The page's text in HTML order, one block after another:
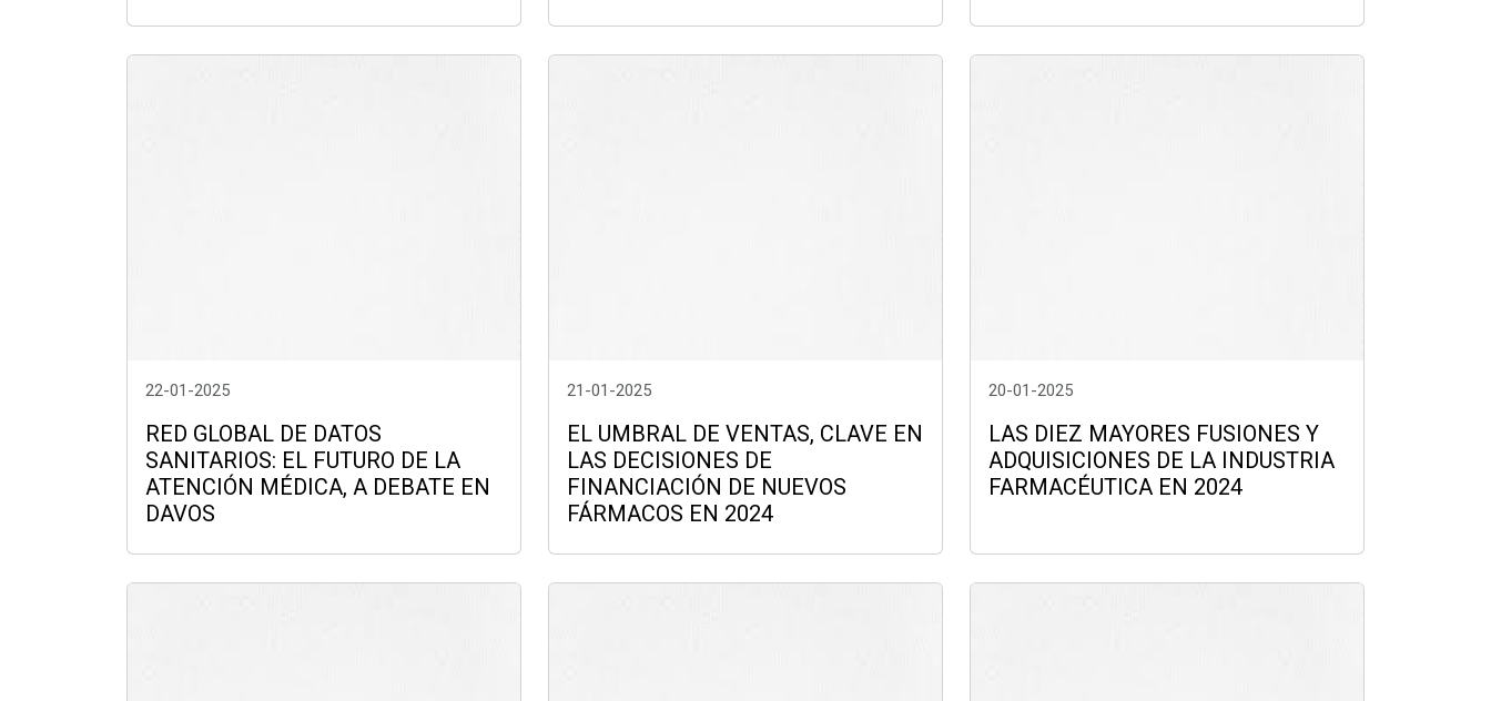
22-01-2025
RED GLOBAL DE DATOS
SANITARIOS: EL FUTURO DE LA
ATENCIÓN MÉDICA, A DEBATE EN
DAVOS
21-01-2025
EL UMBRAL DE VENTAS, CLAVE EN
LAS DECISIONES DE
FINANCIACIÓN DE NUEVOS
FÁRMACOS EN 2024
20-01-2025
LAS DIEZ MAYORES FUSIONES Y
ADQUISICIONES DE LA INDUSTRIA
FARMACÉUTICA EN 2024